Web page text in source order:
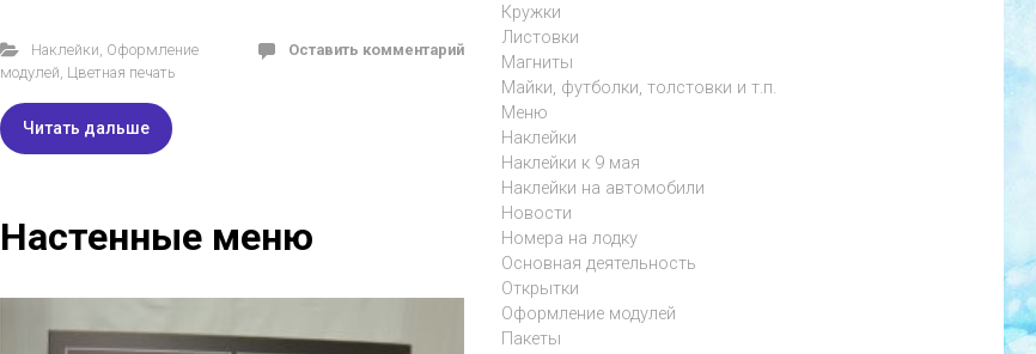
Наклейки Оформление
модулей Цветная печать
Оставить комментарий
Читать дальше
Настенные меню
Кружки
Листовки
Магниты
Майки, футболки, толстовки и т.п.
Меню
Наклейки
Наклейки к 9 мая
Наклейки на автомобили
Новости
Номера на лодку
Основная деятельность
Открытки
Оформление модулей
Пакеты